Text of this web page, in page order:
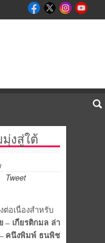
งสู่ใต้
Tweet
ต่อเนื่องสำหรับ
– เกียรติกมล ล่า
คนึงพิมพ์ ธนพิช